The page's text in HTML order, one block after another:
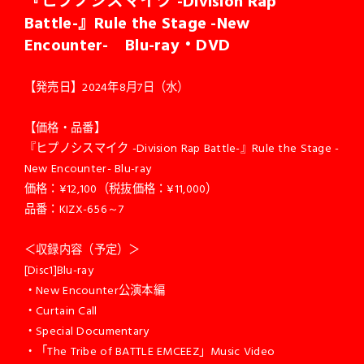
Battle-』Rule the Stage -New
Encounter- Blu-ray・DVD
【発売日】2024年8月7日（水）
【価格・品番】
『ヒプノシスマイク -Division Rap Battle-』Rule the Stage -
New Encounter- Blu-ray
価格：¥12,100（税抜価格：¥11,000）
品番：KIZX-656～7
＜収録内容（予定）＞
[Disc1]Blu-ray
・New Encounter公演本編
・Curtain Call
・Special Documentary
・「The Tribe of BATTLE EMCEEZ」Music Video